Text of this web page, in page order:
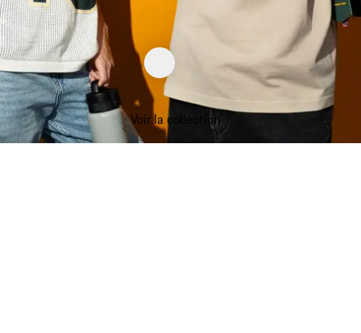
Voir la collection